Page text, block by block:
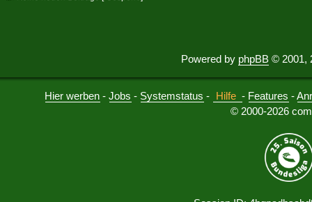
Powered by phpBB © 2001,
Hier werben -Jobs - Systemstatus - Hilfe - Features -
© 2000-2026